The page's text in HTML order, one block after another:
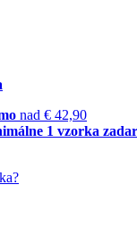
nad € 42,90
1 vzorka